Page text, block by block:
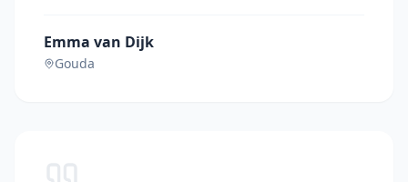
Emma van Dijk
Gouda